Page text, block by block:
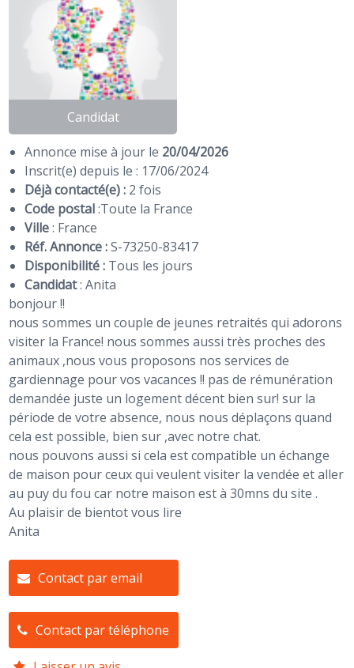
Candidat
Annonce mise à jour le 20/04/2026
Inscrit(e) depuis le : 17/06/2024
Déjà contacté(e) : 2 fois
Code postal:Toute la France
Ville: France
Réf. Annonce :S-73250-83417
Disponibilité : Tous les jours
Candidat:Anita
bonjour !!
nous sommes un couple de jeunes retraités qui adorons
visiter la France! nous sommes aussi très proches des
animaux ,nous vous proposons nos services de
gardiennage pour vos vacances !! pas de rémunération
demandée juste un logement décent bien sur! sur la
période de votre absence, nous nous déplaçons quand
cela est possible, bien sur ,avec notre chat.
nous pouvons aussi si cela est compatible un échange
de maison pour ceux qui veulent visiter la vendée et aller
au puy du fou car notre maison est à 30mns du site .
Au plaisir de bientot vous lire
Anita
Contact par email
Contact par téléphone